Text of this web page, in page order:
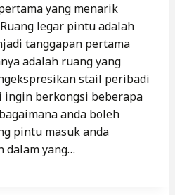
yang menarik
legar pintu adalah
tanggapan pertama
adalah ruang yang
stail peribadi
ingin berkongsi beberapa
anda boleh
pintu masuk anda
dalam yang…